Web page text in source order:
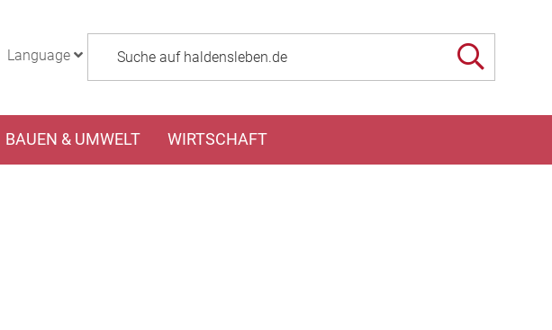
Language
BAUEN & UMWELT WIRTSCHAFT